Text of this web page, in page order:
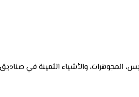
المجوهرات، والأشياء الثمينة في